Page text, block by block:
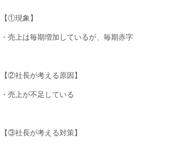
【①現象】
・売上は毎期増加しているが、毎期赤字
【②社長が考える原因】
・売上が不足している
【③社長が考える対策】